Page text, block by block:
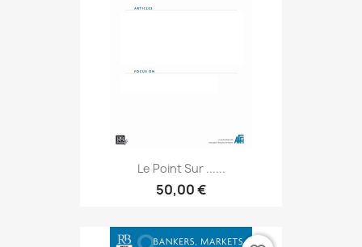
Le Point Sur ......
50,00 €